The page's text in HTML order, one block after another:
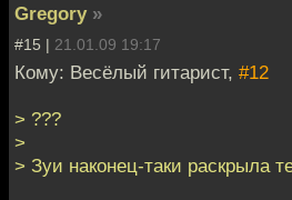
Gregory »
#15 | 21.01.09 19:17
Кому: Весёлый гитарист, #12
> ???
>
> Зуи наконец-таки раскрыла